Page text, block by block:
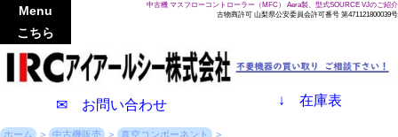
中古機 マスフローコントローラー（MFC） Aera製、型式SOURCE VJのご紹介
古物商許可 山梨県公安委員会許可番号 第471121800039号
✉ お問い合わせ ↓ 在庫表
Menu
こちら
ホーム 中古機販売
真空コンポーネント